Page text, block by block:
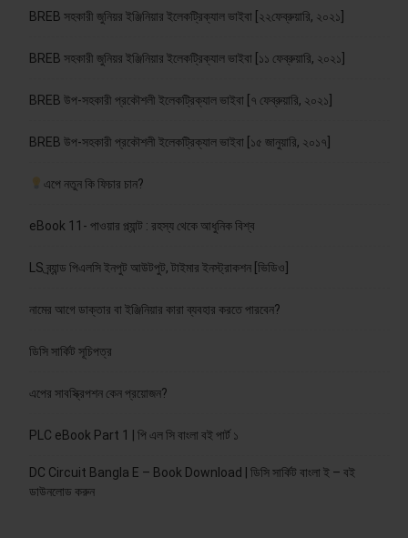
BREB সহকারী জুনিয়র ইঞ্জিনিয়ার ইলেকট্রিক্যাল ভাইবা [২২ফেব্রুয়ারি, ২০২১]
BREB সহকারী জুনিয়র ইঞ্জিনিয়ার ইলেকট্রিক্যাল ভাইবা [১১ ফেব্রুয়ারি, ২০২১]
BREB উপ-সহকারী প্রকৌশলী ইলেকট্রিক্যাল ভাইবা [৭ ফেব্রুয়ারি, ২০২১]
BREB উপ-সহকারী প্রকৌশলী ইলেকট্রিক্যাল ভাইবা [১৫ জানুয়ারি, ২০১৭]
এপে নতুন কি ফিচার চান?
eBook 11- পাওয়ার প্ল্যান্ট : রহস্য থেকে আধুনিক বিশ্ব
LS ব্র্যান্ড পিএলসি ইনপুট আউটপুট, টাইমার ইনস্ট্রাকশন [ভিডিও]
নামের আগে ডাক্তার বা ইঞ্জিনিয়ার কারা ব্যবহার করতে পারবেন?
ডিসি সার্কিট সূচিপত্র
এপের সাবস্ক্রিপশন কেন প্রয়োজন?
PLC eBook Part 1 | পি এল সি বাংলা বই পার্ট ১
DC Circuit Bangla E – Book Download | ডিসি সার্কিট বাংলা ই – বই
ডাউনলোড করুন